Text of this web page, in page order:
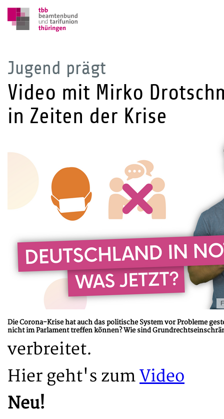
Jugend prägt
Video mit Mirko
in Zeiten der Krise
Die Corona-Krise hat auch das politische System vor Probleme
nicht im Parlament treffen können? Wie sind
verbreitet.
Hier geht's zum Video
Neu!